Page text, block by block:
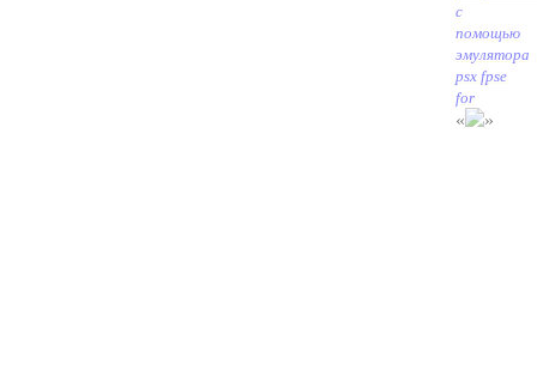
с
помощью
эмулятора
psx fpse
for